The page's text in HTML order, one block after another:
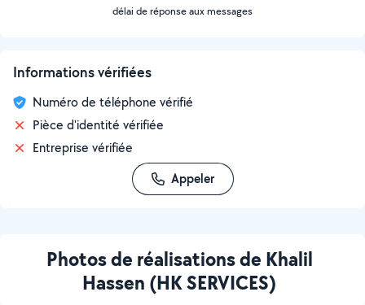
délai de réponse aux messages
Informations vérifiées
Numéro de téléphone vérifié
Pièce d'identité vérifiée
Entreprise vérifiée
Appeler
Photos de réalisations de Khalil
Hassen (HK SERVICES)